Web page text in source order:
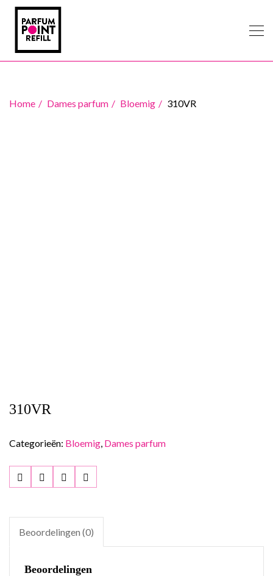
Home Dames parfum Bloemig 310VR
310VR
Categorieën: Bloemig, Dames parfum
Beoordelingen (0)
Beoordelingen